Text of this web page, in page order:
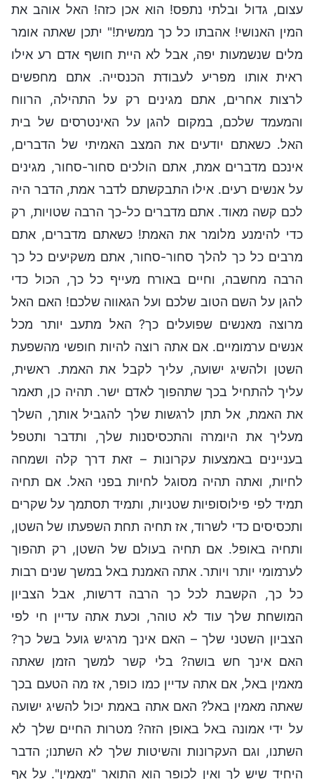
עצום, גדול ובלתי נתפס! הוא אכן כזה! האל אוהב את
המין האנושי! אהבתו כל כך ממשית!" יתכן שאתה אומר
מלים שנשמעות יפה, אבל לא היית חושף אדם רע אילו
ראית אותו מפריע לעבודת הכנסייה. אתם מחפשים
לרצות אחרים, אתם מגינים רק על התהילה, הרווח
והמעמד שלכם, במקום להגן על האינטרסים של בית
האל. כשאתם יודעים את המצב האמיתי של הדברים,
אינכם מדברים אמת, אתם הולכים סחור-סחור, מגינים
על אנשים רעים. אילו התבקשתם לדבר אמת, הדבר היה
לכם קשה מאוד. אתם מדברים כל-כך הרבה שטויות, רק
כדי להימנע מלומר את האמת! כשאתם מדברים, אתם
מרבים כל כך להלך סחור-סחור, אתם משקיעים כל כך
הרבה מחשבה, וחיים באורח מעייף כל כך, הכול כדי
להגן על השם הטוב שלכם ועל הגאווה שלכם! האם האל
מרוצה מאנשים שפועלים כך? האל מתעב יותר מכל
אנשים ערמומיים. אם אתה רוצה להיות חופשי מהשפעת
השטן ולהשיג ישועה, עליך לקבל את האמת. ראשית,
עליך להתחיל בכך שתהפוך לאדם ישר. תהיה כן, תאמר
את האמת, אל תתן לרגשות שלך להגביל אותך, השלך
מעליך את היומרה והתכסיסנות שלך, ותדבר ותטפל
בעניינים באמצעות עקרונות – זאת דרך קלה ושמחה
לחיות, ואתה תהיה מסוגל לחיות בפני האל. אם תחיה
תמיד לפי פילוסופיות שטניות, ותמיד תסתמך על שקרים
ותכסיסים כדי לשרוד, אז תחיה תחת השפעתו של השטן,
ותחיה באופל. אם תחיה בעולם של השטן, רק תהפוך
לערמומי יותר ויותר. אתה האמנת באל במשך שנים רבות
כל כך, הקשבת לכל כך הרבה דרשות, אבל הצביון
המושחת שלך עוד לא טוהר, וכעת אתה עדיין חי לפי
הצביון השטני שלך – האם אינך מרגיש גועל בשל כך?
האם אינך חש בושה? בלי קשר למשך הזמן שאתה
מאמין באל, אם אתה עדיין כמו כופר, אז מה הטעם בכך
שאתה מאמין באל? האם אתה באמת יכול להשיג ישועה
על ידי אמונה באל באופן הזה? מטרות החיים שלך לא
השתנו, וגם העקרונות והשיטות שלך לא השתנו; הדבר
היחיד שיש לך ואין לכופר הוא התואר "מאמין". על אף